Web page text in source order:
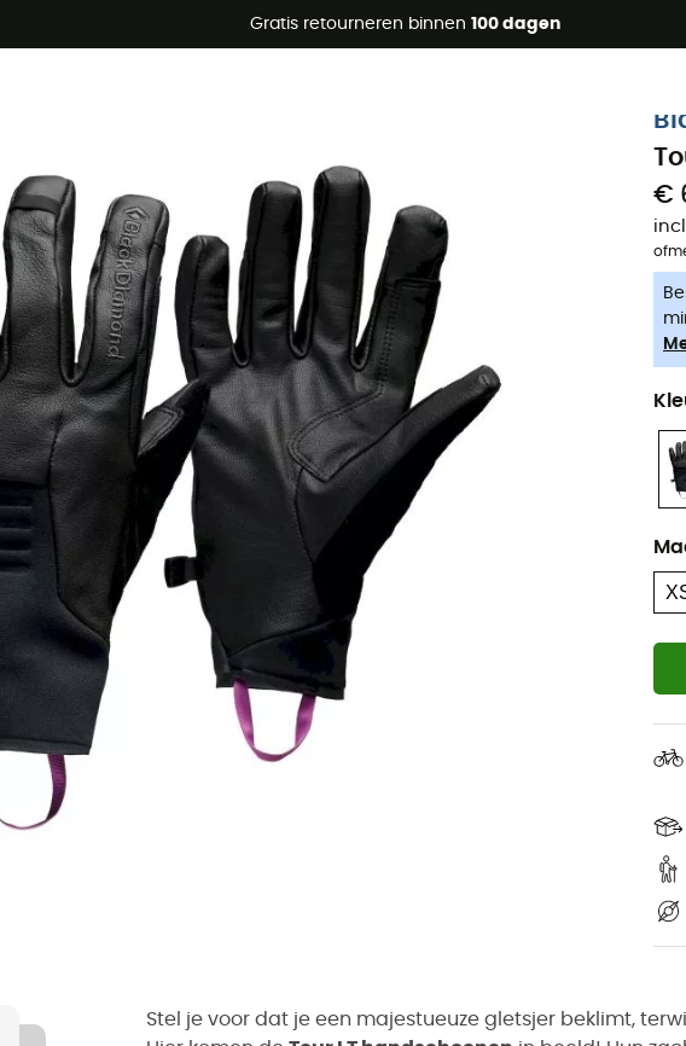
Gratis retourneren binnen 100 dagen
Zomeraanbiedingen 🔥 -5% EXTRA vanaf 2 producten* met code
€
of
Stel je voor dat je een majestueuze gletsjer beklimt,